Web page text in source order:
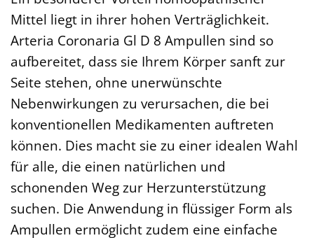
Mittel liegt in ihrer hohen Verträglichkeit.
Arteria Coronaria Gl D 8 Ampullen sind so
aufbereitet, dass sie Ihrem Körper sanft zur
Seite stehen, ohne unerwünschte
Nebenwirkungen zu verursachen, die bei
konventionellen Medikamenten auftreten
können. Dies macht sie zu einer idealen Wahl
für alle, die einen natürlichen und
schonenden Weg zur Herzunterstützung
suchen. Die Anwendung in flüssiger Form als
Ampullen ermöglicht zudem eine einfache